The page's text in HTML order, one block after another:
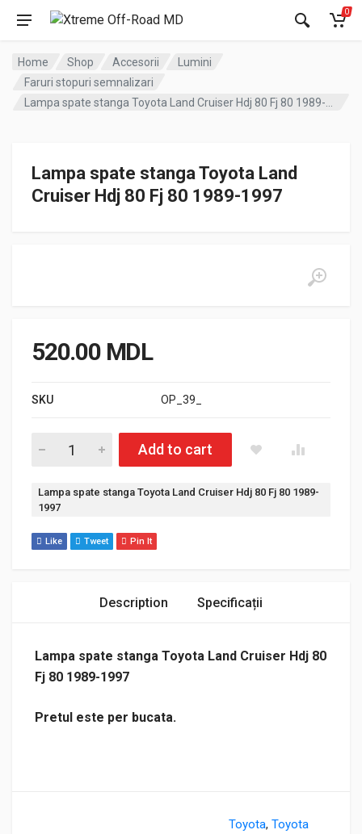
0
Home Shop Accesorii
Lumini
Faruri stopuri semnalizari
Lampa spate stanga Toyota Land
Cruiser Hdj 80 Fj 80 1989-1997
520.00 MDL
SKU OP_39_
Cantitate Lampa spate stanga Toyota Land Cruiser Hdj 80 Fj
Add to cart
Etichetă:
Lampa spate stanga Toyota Land Cruiser Hdj 80 Fj 80 1989-
1997
Like Tweet Pin It
Description Specificații
Lampa spate stanga Toyota Land Cruiser Hdj 80
Fj 80 1989-1997
Pretul este per bucata.
Toyota, Toyota